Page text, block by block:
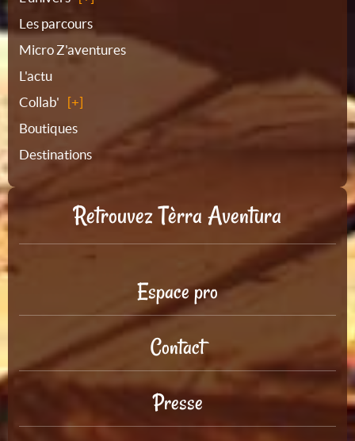
du
site
Les parcours
Micro Z'aventures
L'actu
Collab'
Boutiques
Destinations
Retrouvez Tèrra Aventura
Espace pro
Contact
Presse